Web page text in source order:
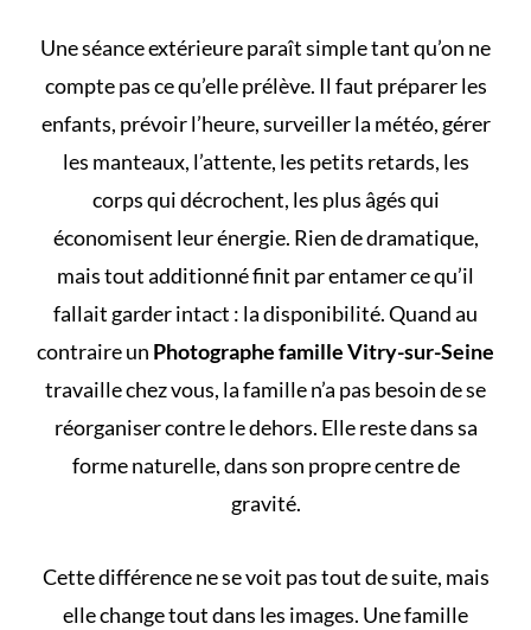
Une séance extérieure paraît simple tant qu’on ne
compte pas ce qu’elle prélève. Il faut préparer les
enfants, prévoir l’heure, surveiller la météo, gérer
les manteaux, l’attente, les petits retards, les
corps qui décrochent, les plus âgés qui
économisent leur énergie. Rien de dramatique,
mais tout additionné finit par entamer ce qu’il
fallait garder intact : la disponibilité. Quand au
contraire un Photographe famille Vitry-sur-Seine
travaille chez vous, la famille n’a pas besoin de se
réorganiser contre le dehors. Elle reste dans sa
forme naturelle, dans son propre centre de
gravité.
Cette différence ne se voit pas tout de suite, mais
elle change tout dans les images. Une famille